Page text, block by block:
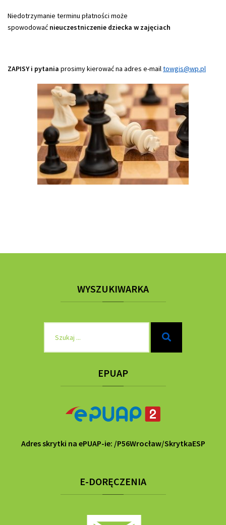
Niedotrzymanie terminu płatności może
spowodować nieuczestniczenie dziecka w zajęciach
ZAPISY i pytania prosimy kierować na adres e-mailtowgis@wp.pl
WYSZUKIWARKA
EPUAP
Adres skrytki na ePUAP-ie: /P56Wrocław/SkrytkaESP
E-DORĘCZENIA